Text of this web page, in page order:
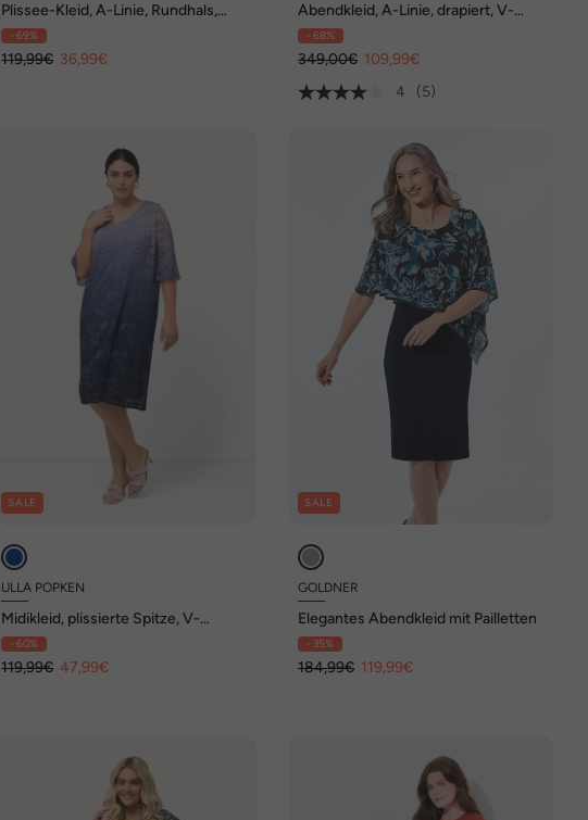
Plissee-Kleid, A-Linie, Rundhals,
ärmellos
- 69%
119,99€ 36,99€
Abendkleid, A-Linie, drapiert, V-
Ausschnitt, ärmellos
- 68%
349,00€ 109,99€
4
(5)
SALE
ULLA POPKEN
Midikleid, plissierte Spitze, V-
Ausschnitt, Halbarm
- 60%
119,99€ 47,99€
SALE
GOLDNER
Elegantes Abendkleid mit Pailletten
- 35%
184,99€ 119,99€